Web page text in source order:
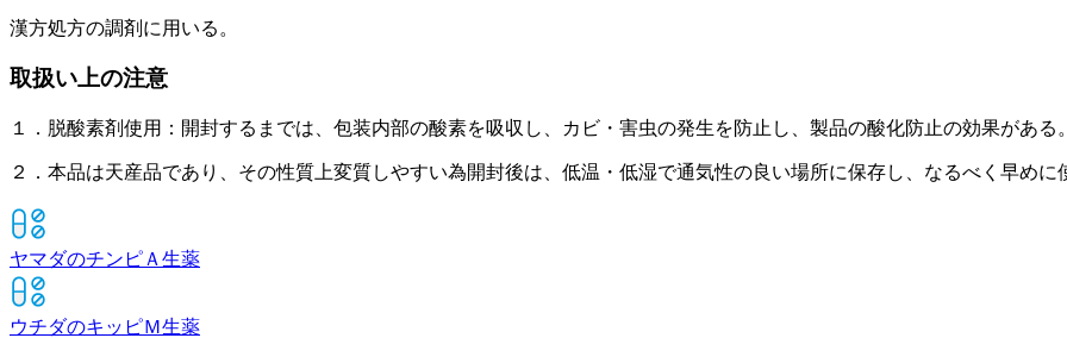
漢方処方の調剤に用いる。
取扱い上の注意
１．脱酸素剤使用：開封するまでは、包装内部の酸素を吸収し、カビ・害虫の発生を防止し、製品の酸化防止の効果がある
２．本品は天産品であり、その性質上変質しやすい為開封後は、低温・低湿で通気性の良い場所に保存し、なるべく早めに
ヤマダのチンピＡ 生薬
ウチダのキッピＭ生薬